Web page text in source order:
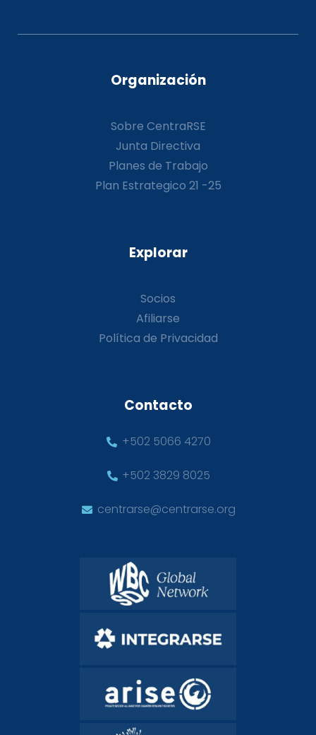
Organización
Sobre CentraRSE
Junta Directiva
Planes de Trabajo
Plan Estrategico 21 -25
Explorar
Socios
Afiliarse
Política de Privacidad
Contacto
+502 5066 4270
+502 3829 8025
centrarse@centrarse.org